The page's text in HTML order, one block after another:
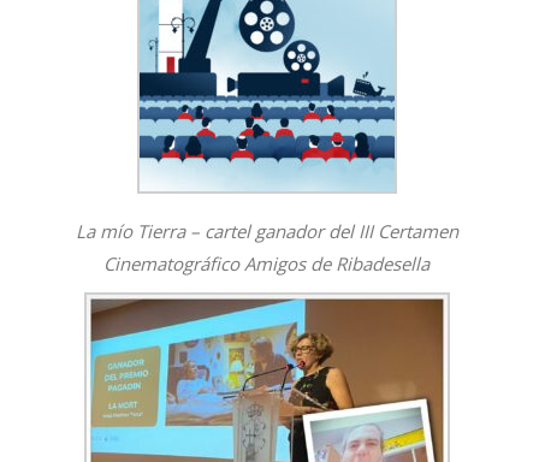
La mío Tierra – cartel ganador del III Certamen
Cinematográfico Amigos de Ribadesella